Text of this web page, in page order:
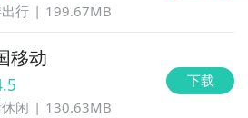
行 199.67MB
移动
闲 130.63MB
下载